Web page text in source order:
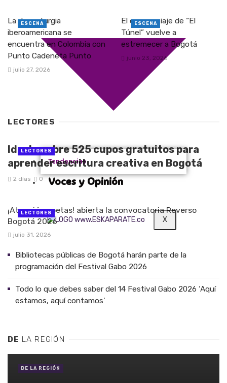
Tendencias
Voces y Opinión
X
La dramaturgia
iberoamericana se
encuentra en Colombia con
Punto Cadeneta Punto
julio 27, 2026
ESCENA
El oscuro viaje de “El
Túnel” vuelve a
estremecer a Bogotá
junio 23, 2026
ESCENA
LECTORES
Idartes abre 525 cupos gratuitos para
aprender escritura creativa en Bogotá
2 días 0
LECTORES
¡Atención poetas! abierta la convocatoria Reverso
Bogotá 2026
julio 31, 2026
LECTORES
Bibliotecas públicas de Bogotá harán parte de la
programación del Festival Gabo 2026
Todo lo que debes saber del 14 Festival Gabo 2026 ‘Aquí
estamos, aquí contamos’
DE LA REGIÓN
DE LA REGIÓN